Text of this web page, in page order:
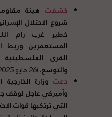
كشفت هيئة
شروع الاحتلال
خطير غرب رام
المستعمرين
القرى الفلسطينية
والتوسع.(26 مايو 2025)
دعت وزارة
وأميركي عاجل لوقف
التي ترتكبها قوات